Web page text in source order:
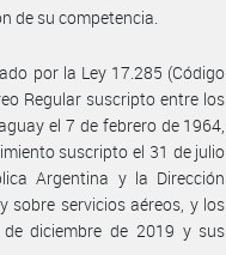
de su competencia.
por la Ley 17.285 (Código
Regular suscripto entre los
el 7 de febrero de 1964,
suscripto el 31 de julio
Argentina y la Dirección
sobre servicios aéreos, y los
diciembre de 2019 y sus